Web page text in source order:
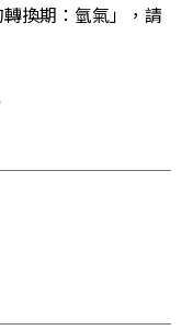
換期：氫氣」，請